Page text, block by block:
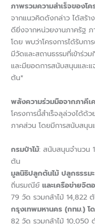
ภาพรวมความสำเร็จของโค
จากแนวคิดดังกล่าว ได้สร้า
ดียิ่งจากหน่วยงานภาครัฐ ภ
โดย พบว่าโครงการได้รับก
มีวัดและสถานธรรมที่เข้าร่ว
และมียอดการสนับสนุนและ
ต้น*
พลังความร่วมมือจากภาคีเ
โครงการนี้สำเร็จลุล่วงได้ด้
ภาคส่วน โดยมีการสนับสนุน
กรมป่าไม้: สนับสนุนจำนวน
ต้น
มูลนิธิปลูกต้นไม้ ปลูกธรรม
ถิ่นรมณีย์และเครือข่ายจิต
79 วัด รวมกล้าไม้ 14,822
กรุงเทพมหานคร (กทม.) โ
82 วัด รวมกล้าไม้ 10,050